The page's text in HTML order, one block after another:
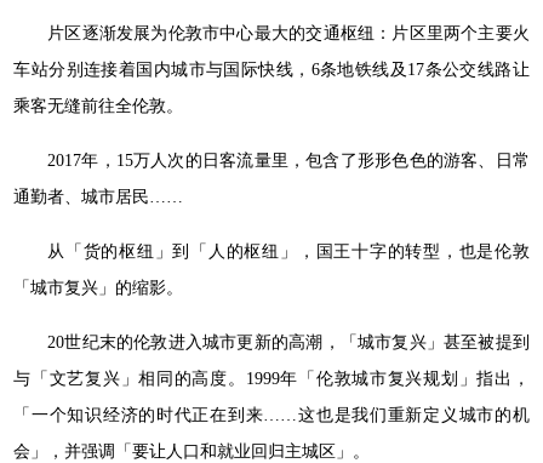
片区逐渐发展为伦敦市中心最大的交通枢纽：片区里两个主要火
车站分别连接着国内城市与国际快线，6条地铁线及17条公交线路让
乘客无缝前往全伦敦。
2017年，15万人次的日客流量里，包含了形形色色的游客、日常
通勤者、城市居民……
从「货的枢纽」到「人的枢纽」，国王十字的转型，也是伦敦
「城市复兴」的缩影。
20世纪末的伦敦进入城市更新的高潮，「城市复兴」甚至被提到
与「文艺复兴」相同的高度。1999年「伦敦城市复兴规划」指出，
「一个知识经济的时代正在到来……这也是我们重新定义城市的机
会」，并强调「要让人口和就业回归主城区」。